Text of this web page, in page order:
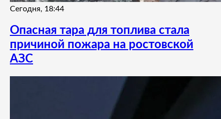
Сегодня, 18:44
Опасная тара для топлива стала
причиной пожара на ростовской
АЗС